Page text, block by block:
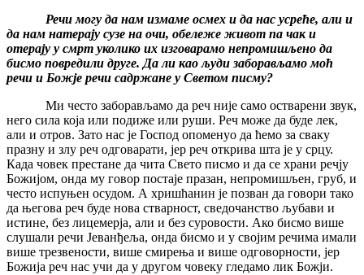
Речи могу да нам измаме осмех и да нас усреће, али и
да нам натерају сузе на очи, обележе живот па чак и
отерају у смрт уколико их изговарамо непромишљено да
бисмо повредили друге. Да ли као људи заборављамо моћ
речи и Божје речи садржане у Светом писму?
Ми често заборављамо да реч није само остварени звук,
него сила која или подиже или руши. Реч може да буде лек,
али и отров. Зато нас је Господ опоменуо да ћемо за сваку
празну и злу реч одговарати, јер реч открива шта је у срцу.
Када човек престане да чита Свето писмо и да се храни речју
Божијом, онда му говор постаје празан, непромишљен, груб, и
често испуњен осудом. А хришћанин је позван да говори тако
да његова реч буде нова стварност, сведочанство љубави и
истине, без лицемерја, али и без суровости. Ако бисмо више
слушали речи Јеванђеља, онда бисмо и у својим речима имали
више трезвености, више смирења и више одговорности, јер
Божија реч нас учи да у другом човеку гледамо лик Божји.